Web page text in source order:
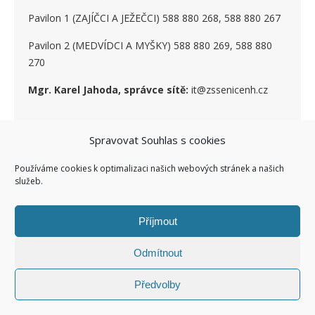
Spravovat Souhlas s cookies
Používáme cookies k optimalizaci našich webových stránek a našich
služeb.
Příjmout
Odmítnout
Předvolby
Pavilon 1 (ZAJÍČCI A JEŽEČCI) 588 880 268, 588 880 267
Pavilon 2 (MEDVÍDCI A MYŠKY) 588 880 269, 588 880
270
Mgr. Karel Jahoda, správce sítě: it@zssenicenh.cz
SOCIÁLNÍ SÍTĚ
WP Royal